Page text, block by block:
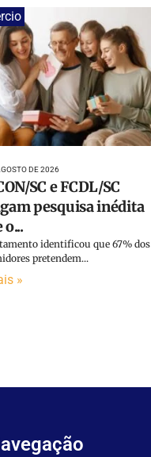
DE 2026
SC e FCDL/SC
pesquisa inédita
o...
identificou que 67% dos
pretendem...
»